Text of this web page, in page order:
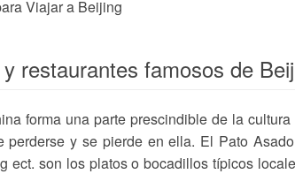
restaurantes famosos de
forma una parte prescindible de la
perderse y se pierde en ella. El Pato
ect. son los platos o bocadillos típicos